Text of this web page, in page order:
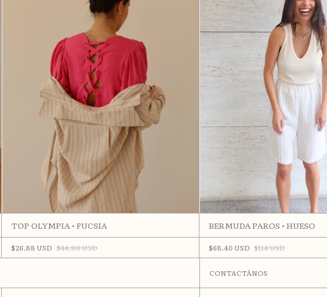
TOP OLYMPIA • FUCSIA
$26.88 USD $44.80 USD
BERMUDA PAROS • HUESO
$68.40 USD $114 USD
CONTACTÁNOS